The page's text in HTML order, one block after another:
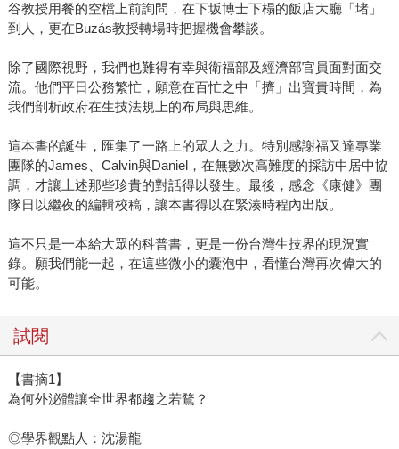
谷教授用餐的空檔上前詢問，在下坂博士下榻的飯店大廳「堵」
到人，更在Buzás教授轉場時把握機會攀談。
除了國際視野，我們也難得有幸與衛福部及經濟部官員面對面交
流。他們平日公務繁忙，願意在百忙之中「擠」出寶貴時間，為
我們剖析政府在生技法規上的布局與思維。
這本書的誕生，匯集了一路上的眾人之力。特別感謝福又達專業
團隊的James、Calvin與Daniel，在無數次高難度的採訪中居中協
調，才讓上述那些珍貴的對話得以發生。最後，感念《康健》團
隊日以繼夜的編輯校稿，讓本書得以在緊湊時程內出版。
這不只是一本給大眾的科普書，更是一份台灣生技界的現況實
錄。願我們能一起，在這些微小的囊泡中，看懂台灣再次偉大的
可能。
試閱
【書摘1】
為何外泌體讓全世界都趨之若鶩？
◎學界觀點人：沈湯龍